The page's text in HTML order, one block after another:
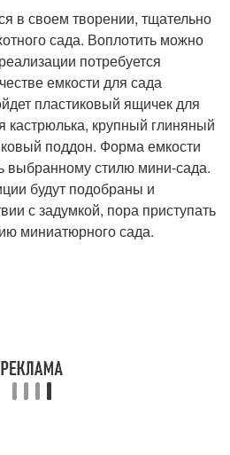
в своем творении, тщательно
сада. Воплотить можно
потребуется
емкости для сада
пластиковый ящичек для
кастрюлька, крупный глиняный
поддон. Форма емкости
выбранному стилю мини-сада.
будут подобраны и
с задумкой, пора приступать
миниатюрного сада.